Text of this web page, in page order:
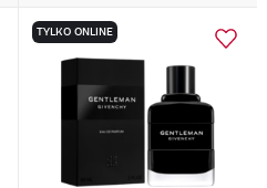
TYLKO ONLINE